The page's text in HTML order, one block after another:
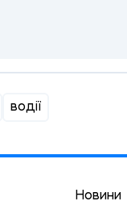
водії
Новини